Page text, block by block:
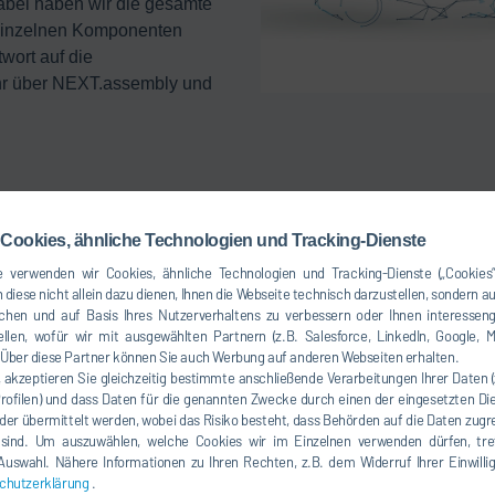
ähnliche Technologien und Tracking-Dienste
wir Cookies, ähnliche Technologien und Tracking-Dienste
diese nicht allein dazu dienen, Ihnen die Webseite technisch darzustellen, sondern
und auf Basis Ihres Nutzerverhaltens zu verbessern oder Ihnen
wofür wir mit ausgewählten Partnern (z.B. Salesforce, LinkedIn, Google,
diese Partner können Sie auch Werbung auf anderen Webseiten erhalten.
akzeptieren Sie gleichzeitig bestimmte anschließende Verarbeitungen Ihrer Daten
und dass Daten für die genannten Zwecke durch einen der eingesetzten
übermittelt werden, wobei das Risiko besteht, dass Behörden auf die Daten
Um auszuwählen, welche Cookies wir im Einzelnen verwenden dürfen,
Nähere Informationen zu Ihren Rechten, z.B. dem Widerruf Ihrer
.
Komponenten
auf die
über NEXT.assembly und
können Sie einen Kartendienst aktivieren. Dadurch kommt es
Übermittlung Ihrer Daten (z.B. IP-Adresse) an den jeweiligen
wie wir Ihnen in unserer